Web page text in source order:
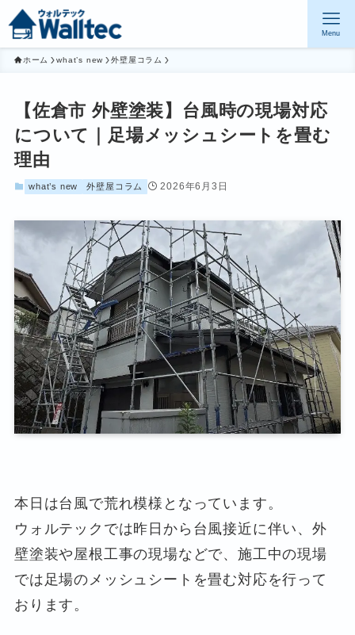
Menu
ホーム what’s new 外壁屋コラム
【佐倉市 外壁塗装】台風時の現場対応
について｜足場メッシュシートを畳む
理由
what’s new 外壁屋コラム 2026年6月3日
本日は台風で荒れ模様となっています。
ウォルテックでは昨日から台風接近に伴い、外
壁塗装や屋根工事の現場などで、施工中の現場
では足場のメッシュシートを畳む対応を行って
おります。